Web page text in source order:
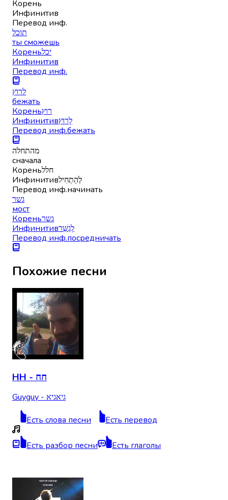
Корень
Инфинитив
Перевод инф.
תוכל
ты сможешь
Кореньיכל
Инфинитив
Перевод инф.
לרוץ
бежать
Кореньרוץ
Инфинитивלָרוּץ
Перевод инф.бежать
מהתחלה
сначала
Кореньחלל
Инфинитивלְהַתְחִיל
Перевод инф.начинать
גשר
мост
Кореньגשר
Инфинитивלְגַשֵּׁר
Перевод инф.посредничать
Похожие песни
HH - חח
Guyguy - גיאגיא
Есть слова песни Есть перевод
Есть разбор песни Есть глаголы